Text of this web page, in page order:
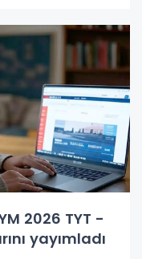
2026 TYT -
yayımladı